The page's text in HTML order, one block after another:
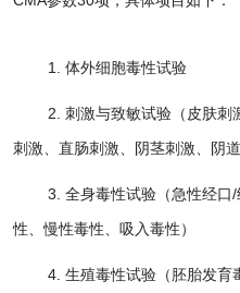
1. 体外细胞毒性试验
2. 刺激与致敏试验（皮肤刺
刺激、直肠刺激、阴茎刺激、阴
3. 全身毒性试验（急性经口
性、慢性毒性、吸入毒性）
4. 生殖毒性试验（胚胎发育